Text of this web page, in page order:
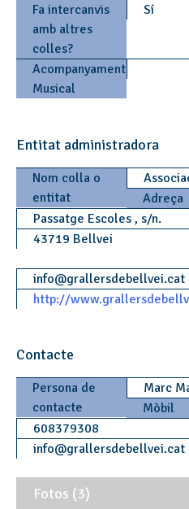
Fa intercanvis
amb altres
colles?
Sí
Acompanyament
Musical
Entitat administradora
Nom colla o
entitat
Adreça
Passatge Escoles , s/n.
43719 Bellvei
info@grallersdebellvei.cat
http://
Contacte
Persona de
contacte
Marc
Mòbil
608379308
info@grallersdebellvei.cat
Fotos (3)